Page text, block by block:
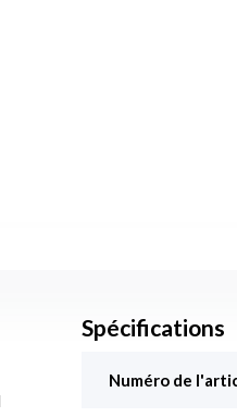
Spécifications
Numéro de